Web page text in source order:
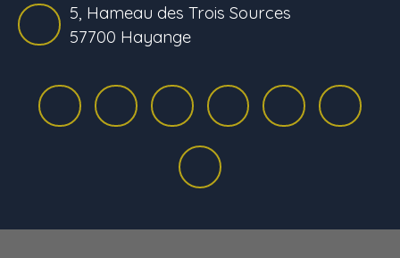
5, Hameau des Trois Sources
57700 Hayange